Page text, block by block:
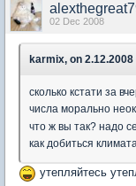
02 Dec 2008
karmix, on 2.12.2008
сколько кстати за
числа морально
что ж вы так? надо
как добиться
утепляйтесь